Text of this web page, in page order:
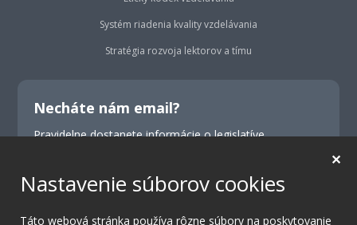
Nastavenie súborov cookies
Táto webová stránka používa rôzne súbory na poskytovanie
✕
Systém riadenia kvality vzdelávania
Stratégia rozvoja lektorov a tímu
Necháte nám email?
Pravidelne dostanete informácie o legislatíve,
Odoslať